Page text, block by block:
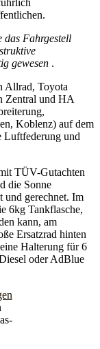
das Fahrgestell
gewesen .
Allrad, Toyota
Zentral und HA
Koblenz) auf dem
Luftfederung und
TÜV-Gutachten
die Sonne
und gerechnet. Im
6kg Tankflasche,
kann, am
Ersatzrad hinten
Halterung für 6
oder AdBlue